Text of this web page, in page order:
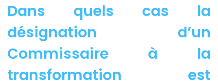
Dans quels cas la
désignation d’un
Commissaire à la
transformation est